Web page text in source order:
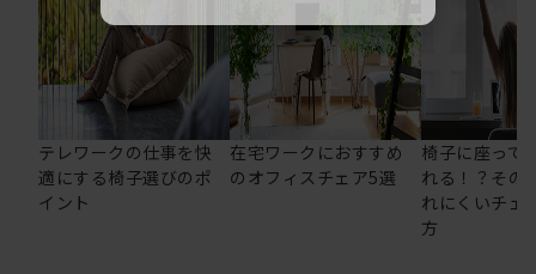
テレワークの仕事を快
適にする椅子選びのポ
イント
在宅ワークにおすすめ
のオフィスチェア5選
椅子に座って
れる！？その
れにくいチェ
方